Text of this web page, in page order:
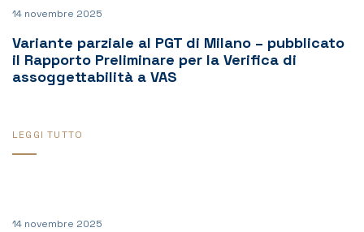
14 novembre 2025
Variante parziale al PGT di Milano – pubblicato
il Rapporto Preliminare per la Verifica di
assoggettabilità a VAS
LEGGI TUTTO
14 novembre 2025